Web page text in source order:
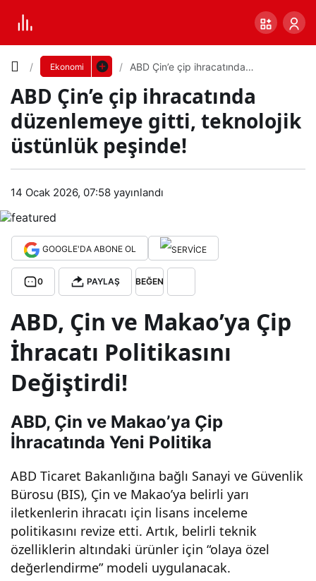
Ekonomi
ABD Çin’e çip ihracatında
üstünlük peşinde!
ABD Çin’e çip ihracatında
düzenlemeye gitti, teknolojik
üstünlük peşinde!
14 Ocak 2026, 07:58 yayınlandı
GOOGLE'DA ABONE OL
0 PAYLAŞ BEĞEN
ABD, Çin ve Makao’ya Çip
İhracatı Politikasını
Değiştirdi!
ABD, Çin ve Makao’ya Çip
İhracatında Yeni Politika
ABD Ticaret Bakanlığına bağlı Sanayi ve Güvenlik
Bürosu (BIS), Çin ve Makao’ya belirli yarı
iletkenlerin ihracatı için lisans inceleme
politikasını revize etti. Artık, belirli teknik
özelliklerin altındaki ürünler için “olaya özel
değerlendirme” modeli uygulanacak.
AB
Çin’
e
ihra
catı
nda
enle
mey
e
Yazı
Boyutunu
Ayarla
Varsayılana
0 PAYLAŞ